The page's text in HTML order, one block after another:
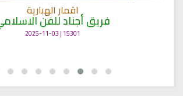
اقمار الهبارية
فريق أجناد للفن
15301 | 2025-11-03